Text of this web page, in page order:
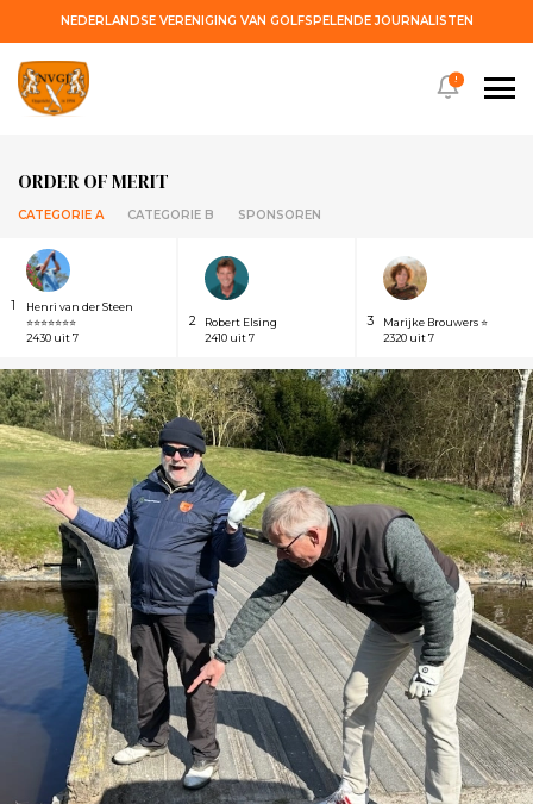
NEDERLANDSE VERENIGING VAN GOLFSPELENDE JOURNALISTEN
ORDER OF MERIT
CATEGORIE A CATEGORIE B SPONSOREN
1
Henri van der Steen
⭐⭐⭐⭐⭐⭐⭐
2430 uit 7
2
Robert Elsing
2410 uit 7
3
Marijke Brouwers ⭐
2320 uit 7
!